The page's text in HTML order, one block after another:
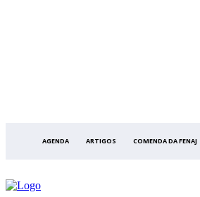
AGENDA ARTIGOS COMENDA DA FENAJ